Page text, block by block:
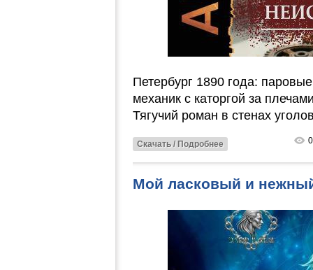
Петербург 1890 года:
механик с каторгой за
Тягучий роман в стенах
Скачать / Подробнее 0
Мой ласковый и